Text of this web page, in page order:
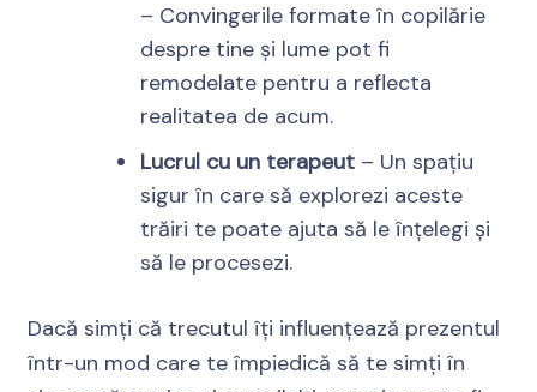
– Convingerile formate în copilărie
despre tine și lume pot fi
remodelate pentru a reflecta
realitatea de acum.
Lucrul cu un terapeut – Un spațiu
sigur în care să explorezi aceste
trăiri te poate ajuta să le înțelegi și
să le procesezi.
Dacă simți că trecutul îți influențează prezentul
într-un mod care te împiedică să te simți în